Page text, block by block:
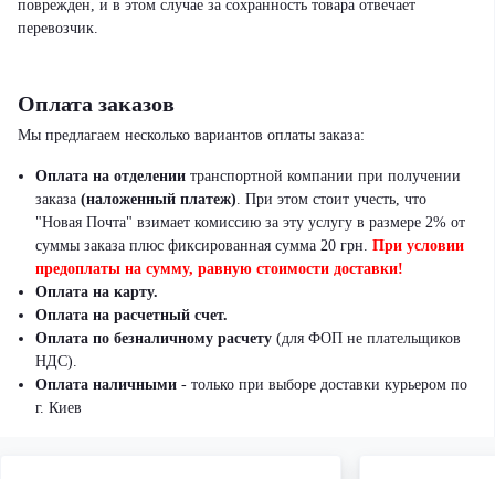
поврежден, и в этом случае за сохранность товара отвечает
перевозчик.
Оплата заказов
Мы предлагаем несколько вариантов оплаты заказа:
Оплата на отделении транспортной компании при получении
заказа (наложенный платеж). При этом стоит учесть, что
"Новая Почта" взимает комиссию за эту услугу в размере 2% от
суммы заказа плюс фиксированная сумма 20 грн. При условии
предоплаты на сумму, равную стоимости доставки!
Оплата на карту.
Оплата на расчетный счет.
Оплата по безналичному расчету (для ФОП не плательщиков
НДС).
Оплата наличными - только при выборе доставки курьером по
г. Киев